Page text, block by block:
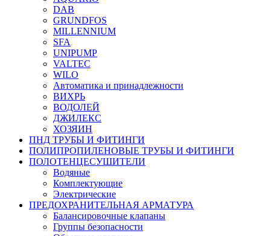
DAB
GRUNDFOS
MILLENNIUM
SFA
UNIPUMP
VALTEC
WILO
Автоматика и принадлежности
ВИХРЬ
ВОДОЛЕЙ
ДЖИЛЕКС
ХОЗЯИН
ПНД ТРУБЫ И ФИТИНГИ
ПОЛИПРОПИЛЕНОВЫЕ ТРУБЫ И ФИТИНГИ
ПОЛОТЕНЦЕСУШИТЕЛИ
Водяные
Комплектующие
Электрические
ПРЕДОХРАНИТЕЛЬНАЯ АРМАТУРА
Балансировочные клапаны
Группы безопасности